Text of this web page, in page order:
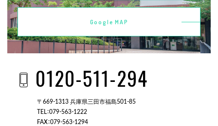
Google MAP
0120-511-294
〒669-1313 兵庫県三田市福島501-85
TEL：079-563-1222
FAX：079-563-1294